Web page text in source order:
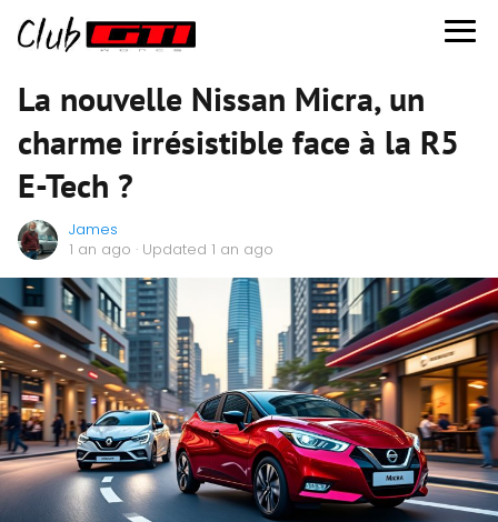
La nouvelle Nissan Micra, un
charme irrésistible face à la R5
E-Tech ?
James
1 an ago · Updated 1 an ago